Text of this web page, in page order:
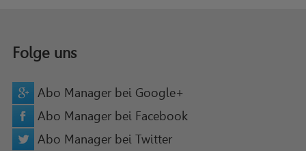
Folge uns
Abo Manager bei Google+
Abo Manager bei Facebook
Abo Manager bei Twitter